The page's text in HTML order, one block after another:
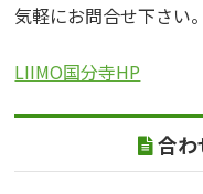
気軽にお問合せ下さい。
LIIMO国分寺HP
合